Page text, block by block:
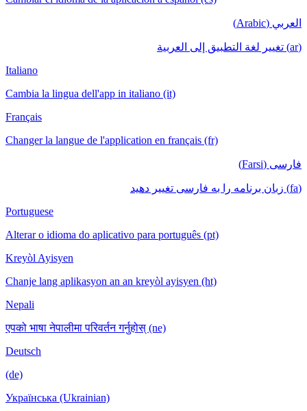
العربي (Arabic)
(ar) تغيير لغة التطبيق إلى العربية
Italiano
Cambia la lingua dell'app in italiano (it)
Français
Changer la langue de l'application en français (fr)
فارسی (Farsi)
(fa) زبان برنامه را به فارسی تغییر دهید
Portuguese
Alterar o idioma do aplicativo para português (pt)
Kreyòl Ayisyen
Chanje lang aplikasyon an an kreyòl ayisyen (ht)
Nepali
एपको भाषा नेपालीमा परिवर्तन गर्नुहोस् (ne)
Deutsch
(de)
Українська (Ukrainian)